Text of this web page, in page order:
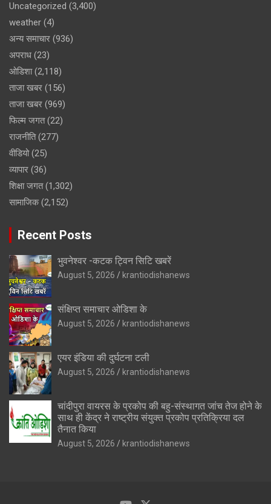
Uncategorized (3,400)
weather (4)
अन्य समाचार (936)
अपराध (23)
ओडिशा(2,118)
ताजा खबर (156)
ताजा खबर (969)
फिल्म जगत(22)
राजनीति(277)
वीडियो(25)
व्यापार (36)
शिक्षा जगत(1,302)
सामाजिक(2,152)
Recent Posts
भुवनेश्वर -कटक ट्विन सिटि खबरें
August 5, 2026 krantiodishanews
संक्षिप्त समाचार ओडिशा के
August 5, 2026 krantiodishanews
एयर इंडिया की दुर्घटना टली
August 5, 2026 krantiodishanews
चांदीपुरा वायरस के प्रकोप की बहु-संस्थागत जांच तेज होने के
साथ ही केंद्र ने राष्ट्रीय संयुक्त प्रकोप प्रतिक्रिया दल
तैनात किया
August 5, 2026 krantiodishanews